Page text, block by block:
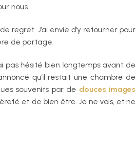
nous.
regret. J’ai envie d’y retourner pour
de partage.
pas hésité bien longtemps avant de
qu’il restait une chambre de
souvenirs par de douces images
et de bien être. Je ne vois, et ne